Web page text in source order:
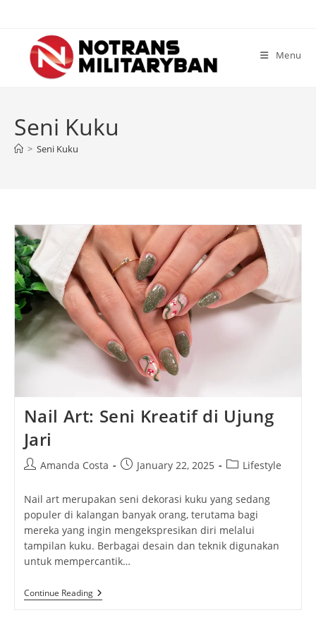
content
Menu
Seni Kuku
> Seni Kuku
Nail Art: Seni Kreatif di Ujung
Jari
PostAmanda Costa
PostJanuary 22, 2025
PostLifestyle
Nail art merupakan seni dekorasi kuku yang sedang
populer di kalangan banyak orang, terutama bagi
mereka yang ingin mengekspresikan diri melalui
tampilan kuku. Berbagai desain dan teknik digunakan
untuk mempercantik…
Continue ReadingNail
Art: